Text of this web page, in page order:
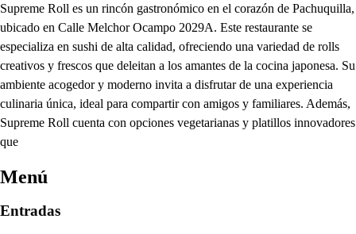
Supreme Roll es un rincón gastronómico en el corazón de Pachuquilla,
ubicado en Calle Melchor Ocampo 2029A. Este restaurante se
especializa en sushi de alta calidad, ofreciendo una variedad de rolls
creativos y frescos que deleitan a los amantes de la cocina japonesa. Su
ambiente acogedor y moderno invita a disfrutar de una experiencia
culinaria única, ideal para compartir con amigos y familiares. Además,
Supreme Roll cuenta con opciones vegetarianas y platillos innovadores
que
Menú
Entradas